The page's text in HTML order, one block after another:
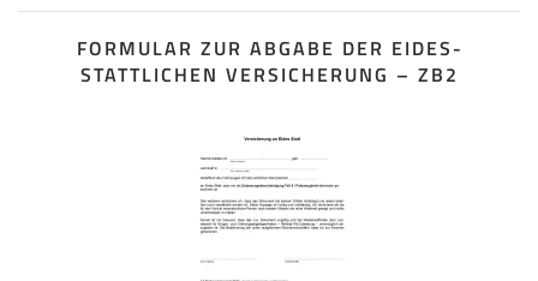
FORMULAR ZUR ABGABE DER EIDES­
STATTLICHEN VERSICHERUNG – ZB2